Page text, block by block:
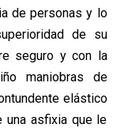
de personas y lo
de su
seguro y con la
maniobras de
elástico
una asfixia que le